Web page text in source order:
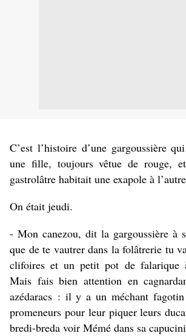
C’est l’histoire d’une gargoussière
une fille, toujours vêtue de rouge,
gastrolâtre habitait une exapole à
On était jeudi.
- Mon canezou, dit la gargoussière à
que de te vautrer dans la folâtrerie tu
clifoires et un petit pot de falarique
Mais fais bien attention en
azédaracs : il y a un méchant
promeneurs pour leur piquer leurs
bredi-breda voir Mémé dans sa